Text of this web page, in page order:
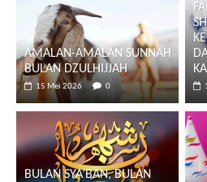
AMALAN-AMALAN SUNNAH
BULAN DZULHIJJAH
15 Mei 2026 0
BULAN SYA’BAN, BULAN